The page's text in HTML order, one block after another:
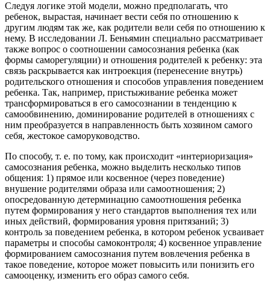
Следуя логике этой модели, можно предполагать, что
ребенок, вырастая, начинает вести себя по отношению к
другим людям так же, как родители вели себя по отношению к
нему. В исследовании Л. Беньямин специально рассматривает
также вопрос о соотношении самосознания ребенка (как
формы саморегуляции) и отношения родителей к ребенку: эта
связь раскрывается как интроекция (перенесение внутрь)
родительского отношения и способов управления поведением
ребенка. Так, например, пристыживание ребенка может
трансформироваться в его самосознании в тенденцию к
самообвинению, доминирование родителей в отношениях с
ним преобразуется в направленность быть хозяином самого
себя, жестокое саморуководство.
По способу, т. е. по тому, как происходит «интериоризация»
самосознания ребенка, можно выделить несколько типов
общения: 1) прямое или косвенное (через поведение)
внушение родителями образа или самоотношения; 2)
опосредованную детерминацию самоотношения ребенка
путем формирования у него стандартов выполнения тех или
иных действий, формирования уровня притязаний; 3)
контроль за поведением ребенка, в котором ребенок усваивает
параметры и способы самоконтроля; 4) косвенное управление
формированием самосознания путем вовлечения ребенка в
такое поведение, которое может повысить или понизить его
самооценку, изменить его образ самого себя.